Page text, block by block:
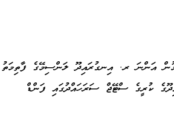
އަންނަ ރ. އިނގުރައިދޫ ލަންސިމޭގެ ފާތިމަތު
މިއަދު ހަވީރު 4:00 އިނގުރައިދޫގެ ކުރީގެ ސްޓޭޖް ސަރަހައްދުގައި ފަންޑް